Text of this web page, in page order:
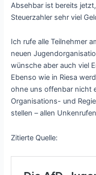
Absehbar ist bereits
Steuerzahler sehr viel
Ich rufe alle Teilnehmer
neuen
wünsche aber auch viel
Ebenso wie in Riesa
ohne uns offenbar nicht
Organisations- und
stellen – allen
Zitierte Quelle: